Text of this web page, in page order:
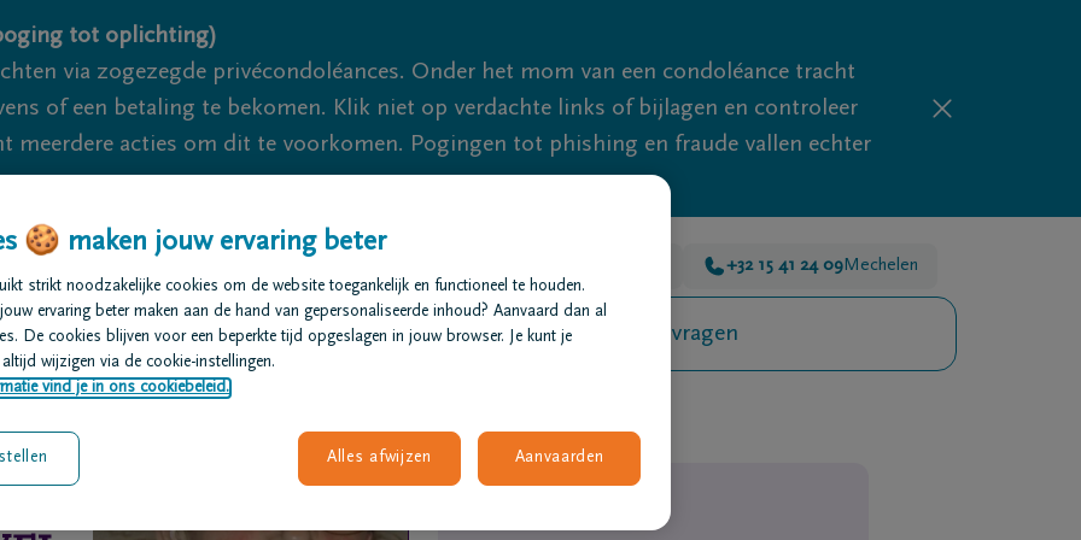
tot oplichting)
via zogezegde privécondoléances. Onder het mom van een condoléance tracht
of een betaling te bekomen. Klik niet op verdachte links of bijlagen en controleer
meerdere acties om dit te voorkomen. Pogingen tot phishing en fraude vallen echter
+32 15 41 24 09Mechelen
regelen Overlijdensberichten Ons uitvaartcentrum Veelgestelde vragen
🍪 maken jouw ervaring beter
strikt noodzakelijke cookies om de website toegankelijk en functioneel te houden.
ervaring beter maken aan de hand van gepersonaliseerde inhoud? Aanvaard dan al
De cookies blijven voor een beperkte tijd opgeslagen in jouw browser. Je kunt je
wijzigen via de cookie-instellingen.
vind je in ons cookiebeleid.
Alles afwijzen Aanvaarden